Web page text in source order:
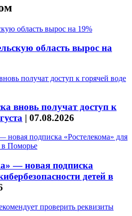
область вырос на
вновь получат доступ к
| 07.08.2026
— новая подписка
детей в